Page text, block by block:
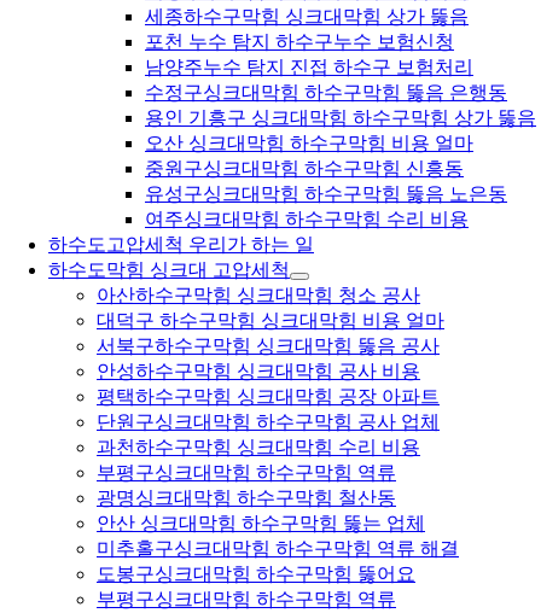
세종하수구막힘 싱크대막힘 상가 뚫음
포천 누수 탐지 하수구누수 보험신청
남양주누수 탐지 진접 하수구 보험처리
수정구싱크대막힘 하수구막힘 뚫음 은행동
용인 기흥구 싱크대막힘 하수구막힘 상가 뚫음
오산 싱크대막힘 하수구막힘 비용 얼마
중원구싱크대막힘 하수구막힘 신흥동
유성구싱크대막힘 하수구막힘 뚫음 노은동
여주싱크대막힘 하수구막힘 수리 비용
하수도고압세척 우리가 하는 일
하수도막힘 싱크대 고압세척
아산하수구막힘 싱크대막힘 청소 공사
대덕구 하수구막힘 싱크대막힘 비용 얼마
서북구하수구막힘 싱크대막힘 뚫음 공사
안성하수구막힘 싱크대막힘 공사 비용
평택하수구막힘 싱크대막힘 공장 아파트
단원구싱크대막힘 하수구막힘 공사 업체
과천하수구막힘 싱크대막힘 수리 비용
부평구싱크대막힘 하수구막힘 역류
광명싱크대막힘 하수구막힘 철산동
안산 싱크대막힘 하수구막힘 뚫는 업체
미추홀구싱크대막힘 하수구막힘 역류 해결
도봉구싱크대막힘 하수구막힘 뚫어요
부평구싱크대막힘 하수구막힘 역류